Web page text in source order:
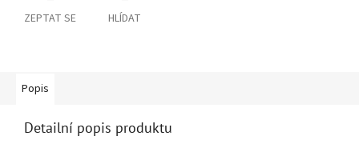
ZEPTAT SE HLÍDAT
Popis
Detailní popis produktu